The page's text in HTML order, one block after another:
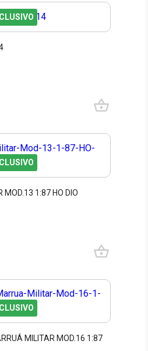
MOD.13 1:87 HO DIO
MILITAR MOD.16 1:87